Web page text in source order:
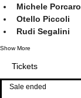
Michele Porcaro
Otello Piccoli
Rudi Segalini
Show More
Tickets
Sale ended